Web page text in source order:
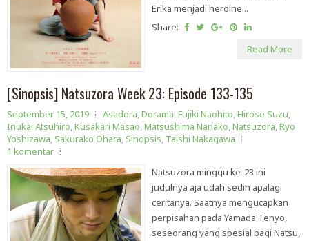
Erika menjadi heroine...
Share:
Read More
[Sinopsis] Natsuzora Week 23: Episode 133-135
September 15, 2019 Asadora,Dorama,Fujiki Naohito,Hirose Suzu,
Inukai Atsuhiro,Kusakari Masao,Matsushima Nanako,Natsuzora,Ryo
Yoshizawa, Sakurako Ohara, Sinopsis, Taishi Nakagawa
1 komentar
Natsuzora minggu ke-23 ini
judulnya aja udah sedih apalagi
ceritanya. Saatnya mengucapkan
perpisahan pada Yamada Tenyo,
seseorang yang spesial bagi Natsu,